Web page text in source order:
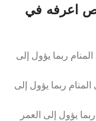
اعرفه في
ربما يؤول إلى
ربما يؤول إلى
يؤول إلى العمر